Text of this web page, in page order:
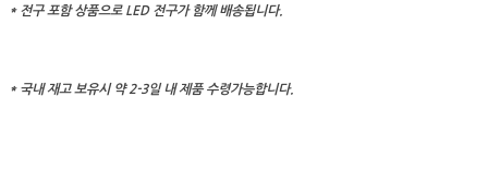
* 전구 포함 상품으로 LED 전구가 함께 배송됩니다.
* 국내 재고 보유시 약 2-3일 내 제품 수령가능합니다.